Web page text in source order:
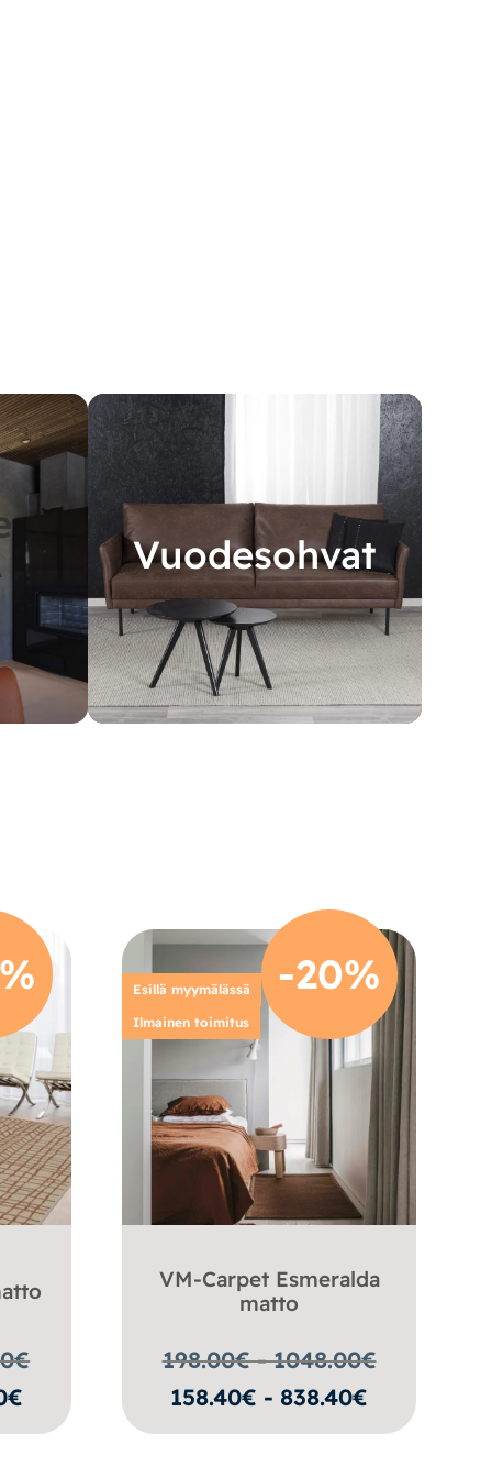
Vuodesohvat
€
-20%
Esillä myymälässä
Ilmainen toimitus
VM-Carpet Esmeralda
matto
198.00€ - 1048.00€
158.40€ - 838.40€